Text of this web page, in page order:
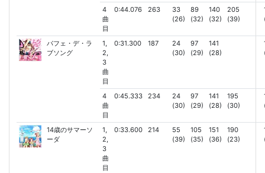
4
曲
目
0:44.076 263
33
(26)
89
(32)
140
(32)
205
(39)
パフェ・デ・ラ
ブソング
1,
2,
3
曲
目
0:31.300 187
24
(30)
97
(29)
141
(28)
4
曲
目
0:45.333 234
24
(30)
97
(29)
141
(28)
195
(30)
14歳のサマーソ
ーダ
1,
2,
3
曲
目
0:33.600 214
55
(39)
105
(35)
151
(36)
190
(23)